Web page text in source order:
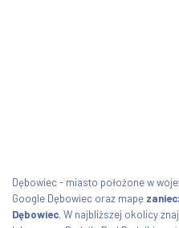
Dębowiec - miasto położone w
Google Dębowiec oraz mapę
Dębowiec. W najbliższej okolicy